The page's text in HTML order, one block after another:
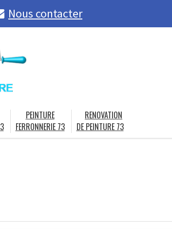
Nous contacter
PEINTURE
FERRONNERIE 73
RENOVATION
DE PEINTURE 73